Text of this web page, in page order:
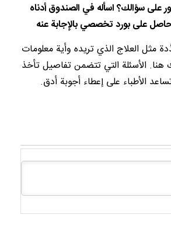
على سؤالك؟ اسأله في الصندوق أدناه
على بورد تخصصي بالإجابة عنه
مثل العلاج الذي تريده وأية معلومات
الأسئلة التي تتضمن تفاصيل تأخذ
الأطباء على إعطاء أجوبة أدق.